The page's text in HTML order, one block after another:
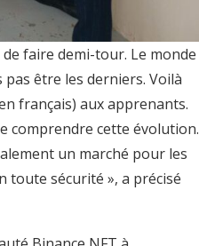
de faire demi-tour. Le monde
être les derniers. Voilà
français) aux apprenants.
comprendre cette évolution.
un marché pour les
toute sécurité », a précisé